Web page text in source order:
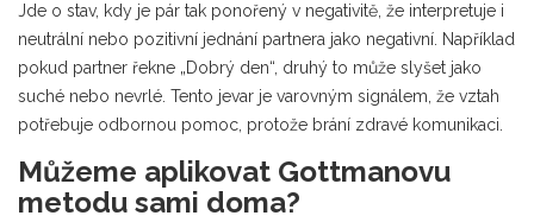
Jde o stav, kdy je pár tak ponořený v negativitě, že interpretuje i
neutrální nebo pozitivní jednání partnera jako negativní. Například
pokud partner řekne „Dobrý den“, druhý to může slyšet jako
suché nebo nevrlé. Tento jevar je varovným signálem, že vztah
potřebuje odbornou pomoc, protože brání zdravé komunikaci.
Můžeme aplikovat Gottmanovu
metodu sami doma?